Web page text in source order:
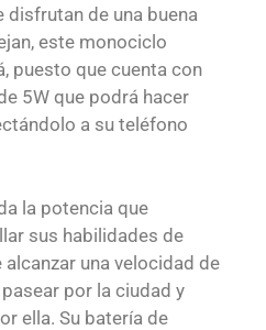
disfrutan de una buena
este monociclo
puesto que cuenta con
5W que podrá hacer
a su teléfono
la potencia que
sus habilidades de
una velocidad de
por la ciudad y
ella. Su batería de